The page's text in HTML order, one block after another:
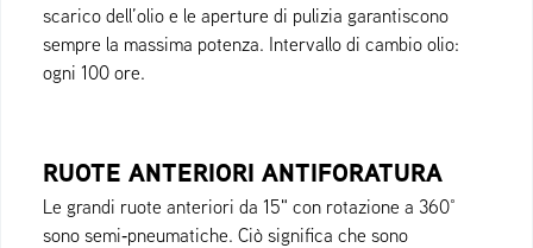
scarico dell’olio e le aperture di pulizia garantiscono
sempre la massima potenza. Intervallo di cambio olio:
ogni 100 ore.
RUOTE ANTERIORI ANTIFORATURA
Le grandi ruote anteriori da 15" con rotazione a 360°
sono semi‑pneumatiche. Ciò significa che sono